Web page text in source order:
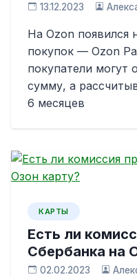
13.12.2023
На Ozon появился
покупок — Ozon
покупатели могут
сумму, а
6 месяцев
КАРТЫ
Есть ли
Сбербанка на
02.02.2023